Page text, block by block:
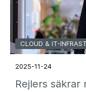
CLOUD & IT-
2025-11-24
Rejlers